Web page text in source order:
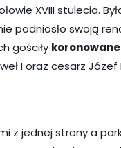
XVIII stulecia.
podniosło swoją
gościły koronowane
I oraz cesarz Józef
z jednej strony a